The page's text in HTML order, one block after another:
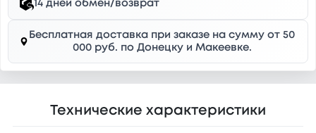
14 дней обмен/возврат
Бесплатная доставка при заказе на сумму от 50
000 руб. по Донецку и Макеевке.
Технические характеристики